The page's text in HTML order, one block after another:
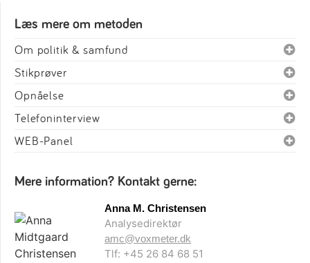
Læs mere om metoden
Om politik & samfund
Stikprøver
Opnåelse
Telefoninterview
WEB-Panel
Mere information? Kontakt gerne:
Anna M. Christensen
Analysedirektør
amc@voxmeter.dk
Tlf: +45 26 84 68 51